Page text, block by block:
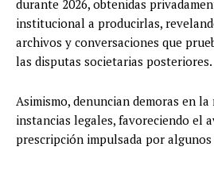
durante 2026, obtenidas
institucional a producirlas,
archivos y conversaciones que
las disputas societarias posteriores.
Asimismo, denuncian demoras en la
instancias legales, favoreciendo el
prescripción impulsada por algunos